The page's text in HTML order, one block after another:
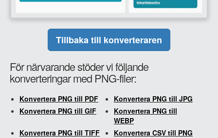
Tillbaka till konverteraren
För närvarande stöder vi följande
konverteringar med PNG-filer:
Konvertera PNG till PDF
Konvertera PNG till JPG
Konvertera PNG till GIF
Konvertera PNG till
WEBP
Konvertera PNG till TIFF
Konvertera CSV till PNG